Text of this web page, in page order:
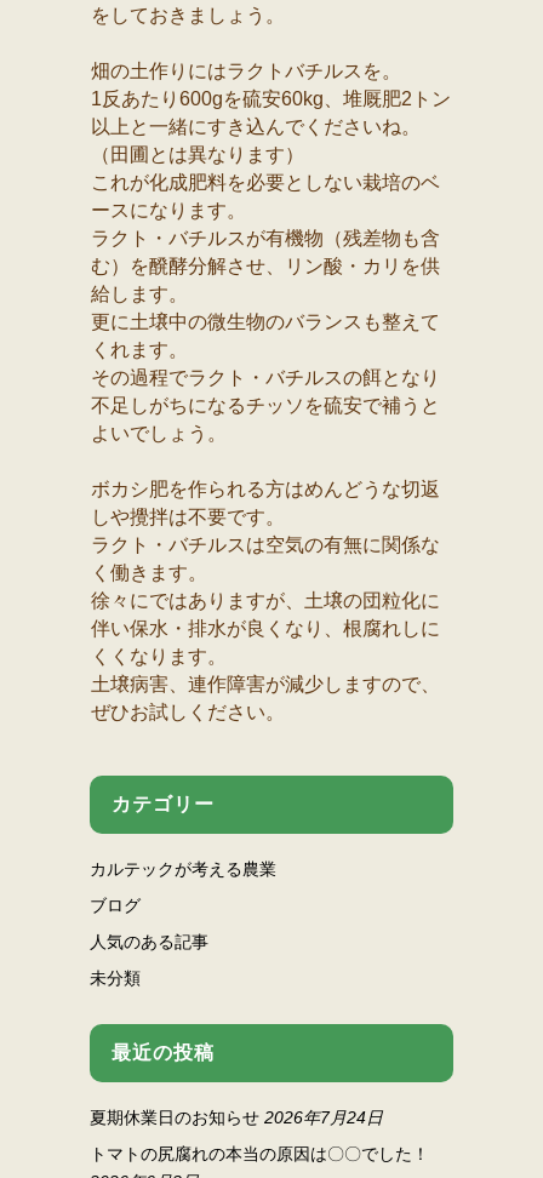
をしておきましょう。
畑の土作りにはラクトバチルスを。
1反あたり600gを硫安60kg、堆厩肥2トン
以上と一緒にすき込んでくださいね。
（田圃とは異なります）
これが化成肥料を必要としない栽培のベ
ースになります。
ラクト・バチルスが有機物（残差物も含
む）を醗酵分解させ、リン酸・カリを供
給します。
更に土壌中の微生物のバランスも整えて
くれます。
その過程でラクト・バチルスの餌となり
不足しがちになるチッソを硫安で補うと
よいでしょう。
ボカシ肥を作られる方はめんどうな切返
しや攪拌は不要です。
ラクト・バチルスは空気の有無に関係な
く働きます。
徐々にではありますが、土壌の団粒化に
伴い保水・排水が良くなり、根腐れしに
くくなります。
土壌病害、連作障害が減少しますので、
ぜひお試しください。
カテゴリー
カルテックが考える農業
ブログ
人気のある記事
未分類
最近の投稿
夏期休業日のお知らせ 2026年7月24日
トマトの尻腐れの本当の原因は〇〇でした！